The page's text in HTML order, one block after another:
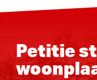
Petitie